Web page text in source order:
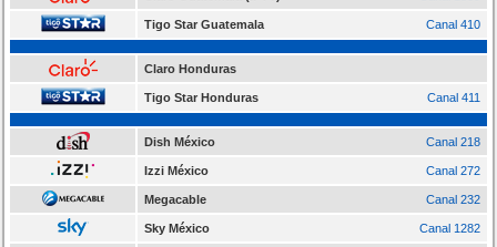
Tigo Star Guatemala Canal 410
Claro Honduras
Tigo Star Honduras Canal 411
Dish México Canal 218
Izzi México Canal 272
Megacable Canal 232
Sky México Canal 1282